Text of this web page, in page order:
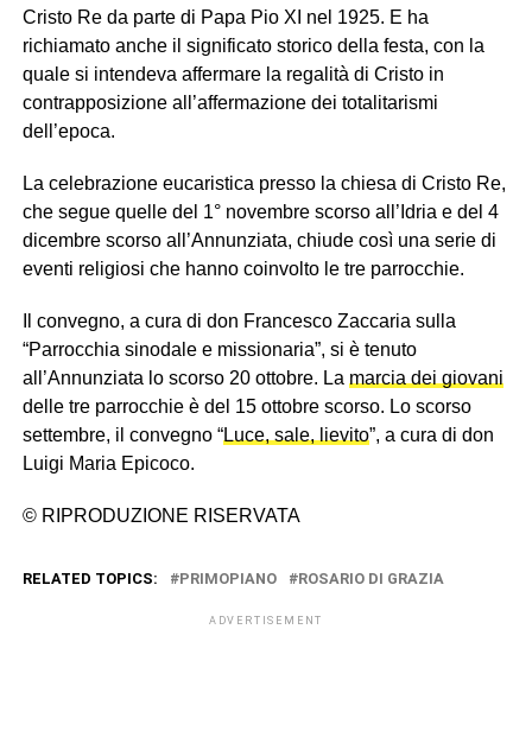
Cristo Re da parte di Papa Pio XI nel 1925. E ha
richiamato anche il significato storico della festa, con la
quale si intendeva affermare la regalità di Cristo in
contrapposizione all’affermazione dei totalitarismi
dell’epoca.
La celebrazione eucaristica presso la chiesa di Cristo Re,
che segue quelle del 1° novembre scorso all’Idria e del 4
dicembre scorso all’Annunziata, chiude così una serie di
eventi religiosi che hanno coinvolto le tre parrocchie.
Il convegno, a cura di don Francesco Zaccaria sulla
“Parrocchia sinodale e missionaria”, si è tenuto
all’Annunziata lo scorso 20 ottobre. La marcia dei giovani
delle tre parrocchie è del 15 ottobre scorso. Lo scorso
settembre, il convegno “Luce, sale, lievito”, a cura di don
Luigi Maria Epicoco.
© RIPRODUZIONE RISERVATA
RELATED TOPICS: PRIMOPIANO ROSARIO DI GRAZIA
ADVERTISEMENT